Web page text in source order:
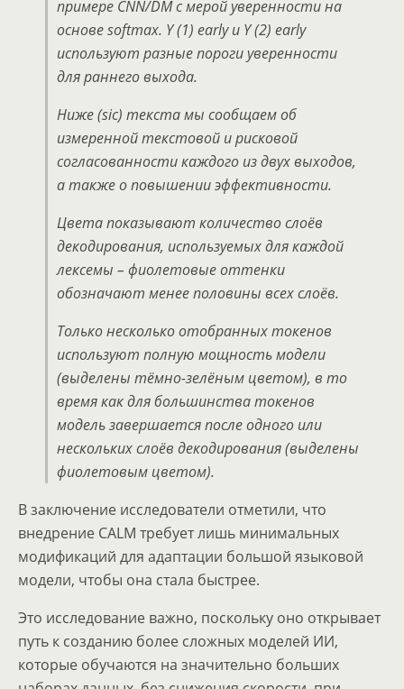
примере CNN/DM с мерой уверенности на
основе softmax. Y (1) early и Y (2) early
используют разные пороги уверенности
для раннего выхода.
Ниже (sic) текста мы сообщаем об
измеренной текстовой и рисковой
согласованности каждого из двух выходов,
а также о повышении эффективности.
Цвета показывают количество слоёв
декодирования, используемых для каждой
лексемы – фиолетовые оттенки
обозначают менее половины всех слоёв.
Только несколько отобранных токенов
используют полную мощность модели
(выделены тёмно-зелёным цветом), в то
время как для большинства токенов
модель завершается после одного или
нескольких слоёв декодирования (выделены
фиолетовым цветом).
В заключение исследователи отметили, что
внедрение CALM требует лишь минимальных
модификаций для адаптации большой языковой
модели, чтобы она стала быстрее.
Это исследование важно, поскольку оно открывает
путь к созданию более сложных моделей ИИ,
которые обучаются на значительно больших